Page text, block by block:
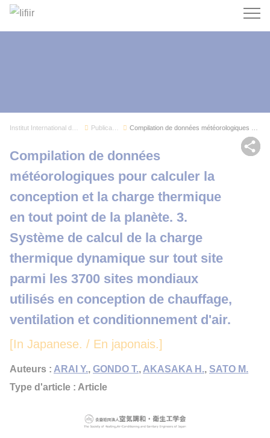
Compilation de données
météorologiques pour calculer la
conception et la charge thermique
en tout point de la planète. 3.
Système de calcul de la charge
thermique dynamique sur tout site
parmi les 3700 sites mondiaux
utilisés en conception de chauffage,
ventilation et conditionnement d'air.
[In Japanese. / En japonais.]
Auteurs : ARAI Y., GONDO T., AKASAKA H., SATO M.
Type d'article : Article